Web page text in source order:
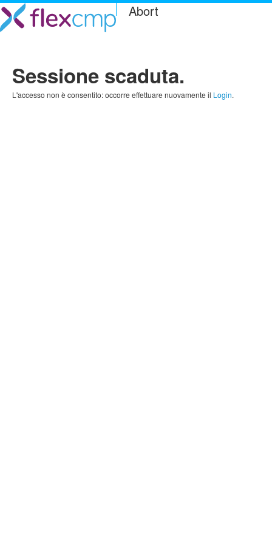
Abort
Sessione scaduta.
L'accesso non è consentito: occorre effettuare nuovamente il Login.